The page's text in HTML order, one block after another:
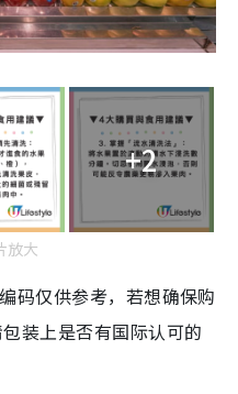
+2
放大
码仅供参考，若想确保购
装上是否有国际认可的